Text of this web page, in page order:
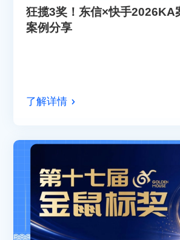
狂揽3奖！东信×快手2026KA
案例分享
了解详情